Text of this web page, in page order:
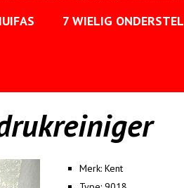
7 WIELIG ONDERSTEL
Merk: Kent